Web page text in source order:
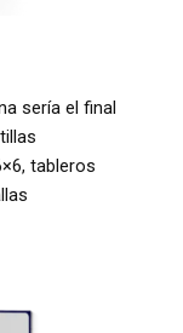
sería el final
tableros